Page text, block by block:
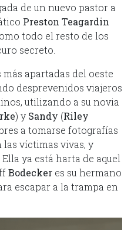
de un nuevo pastor a
Preston Teagardin
todo el resto de los
secreto.
apartadas del oeste
desprevenidos viajeros
utilizando a su novia
) y Sandy (Riley
a tomarse fotografías
víctimas vivas, y
ya está harta de aquel
Bodecker es su hermano
escapar a la trampa en